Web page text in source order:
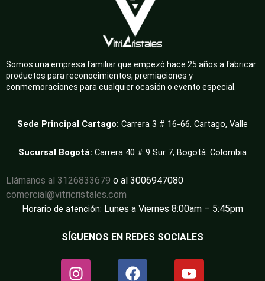
Somos una empresa familiar que empezó hace 25 años a fabricar
productos para reconocimientos, premiaciones y
conmemoraciones para cualquier ocasión o evento especial.
Sede Principal Cartago: Carrera 3 # 16-66. Cartago, Valle
Sucursal Bogotá: Carrera 40 # 9 Sur 7, Bogotá. Colombia
Llámanos al 3126833679 o al 3006947080
comercial@vitricristales.com
Horario de atención: Lunes a Viernes 8:00am – 5:45pm
SÍGUENOS EN REDES SOCIALES